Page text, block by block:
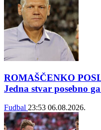
ROMAŠČENKO
Jedna stvar posebno
Fudbal 23:53 06.08.2026.